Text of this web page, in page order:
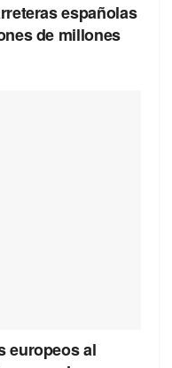
españolas
de millones
europeos al